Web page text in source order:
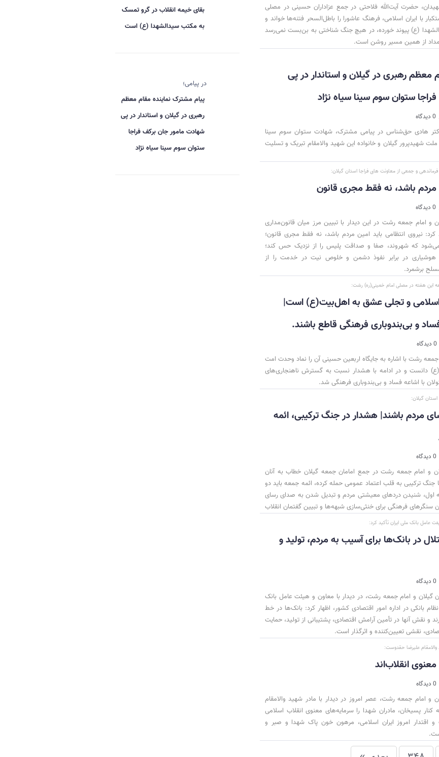
حضرت آیت‌الله فلاحتی در جمع عزاداران حسینی در مصلی
با ایران اسلامی، فرهنگ عاشورا را باطل‌السحر فتنه‌ها خواند و
(ع) پیوند خورده، در هیچ جنگ شناختی به بن‌بست نمی‌رسد
از همین مسیر روشن است.
معظم رهبری در گیلان و استاندار در پی
ستوان سوم سینا سیاه نژاد
0 دیدگاه
هادی حق‌شناس در پیامی مشترک، شهادت ستوان سوم سینا
شهیدپرور گیلان و خانواده این شهید والامقام تبریک و تسلیت
و جمعی از معاونت های فراجا استان گیلان:
مردم باشد، نه فقط مجری قانون
0 دیدگاه
و امام جمعه رشت در این دیدار با تبیین مرز میان قانون‌مداری
نیروی انتظامی باید امین مردم باشد، نه فقط مجری قانون؛
که شهروند، صفا و صداقت پلیس را از نزدیک حس کند؛
هوشیاری در برابر نفوذ دشمن و خلوص نیت در خدمت را از
برشمرد.
این هفته در مصلی امام خمینی(ره) رشت:
و تجلی عشق به اهل‌بیت(ع) است|
و بی‌بندوباری فرهنگی قاطع باشند.
0 دیدگاه
رشت با اشاره به جایگاه اربعین حسینی آن را نماد وحدت امت
دانست و در ادامه با هشدار نسبت به گسترش ناهنجاری‌های
با اشاعه فساد و بی‌بندوباری فرهنگی شد.
گیلان:
مردم باشند| هشدار در جنگ ترکیبی، ائمه
0 دیدگاه
و امام جمعه رشت در جمع امامان جمعه گیلان خطاب به آنان
ترکیبی به قلب اعتماد عمومی حمله کرده، ائمه جمعه باید دو
اول، شنیدن دردهای معیشتی مردم و تبدیل شدن به صدای رسای
سنگرهای فرهنگی برای خنثی‌سازی شبهه‌ها و تبیین گفتمان انقلاب
عامل بانک ملی ایران تأکید کرد:
در بانک‌ها برای آسیب به مردم، تولید و
0 دیدگاه
گیلان و امام جمعه رشت، در دیدار با معاون و هیئت عامل بانک
بانکی در اداره امور اقتصادی کشور، اظهار کرد: بانک‌ها در خط
و نقش آنها در تأمین آرامش اقتصادی، پشتیبانی از تولید، حمایت
نقشی تعیین‌کننده و اثرگذار است.
والامقام‌ علیرضا حقدوست:
انقلاب‌اند
0 دیدگاه
و امام جمعه رشت، عصر امروز در دیدار با مادر شهید والامقام
پسیخان، مادران شهدا را سرمایه‌های معنوی انقلاب اسلامی
اقتدار امروز ایران اسلامی، مرهون خون پاک شهدا و صبر و
بقای خیمه انقلاب در گرو تمسک
به مکتب سیدالشهدا (ع) است
در پیامی؛
پیام مشترک نماینده مقام معظم
رهبری در گیلان و استاندار در پی
شهادت مامور جان برکف فراجا
ستوان سوم سینا سیاه نژاد